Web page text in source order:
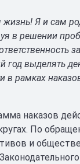
жизнь! Я и сам
в решении
год выделять
рамках
наказов
По
и